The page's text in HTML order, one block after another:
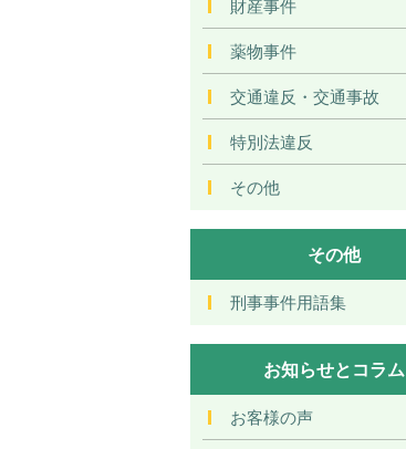
財産事件
薬物事件
交通違反・交通事故
特別法違反
その他
その他
刑事事件用語集
お知らせとコラム
お客様の声